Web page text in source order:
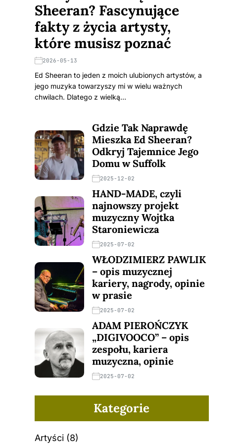
Sheeran? Fascynujące
fakty z życia artysty,
które musisz poznać
2026-05-13
Ed Sheeran to jeden z moich ulubionych artystów, a
jego muzyka towarzyszy mi w wielu ważnych
chwilach. Dlatego z wielką…
Gdzie Tak Naprawdę
Mieszka Ed Sheeran?
Odkryj Tajemnice Jego
Domu w Suffolk
2025-12-02
HAND-MADE, czyli
najnowszy projekt
muzyczny Wojtka
Staroniewicza
2025-07-02
WŁODZIMIERZ PAWLIK
– opis muzycznej
kariery, nagrody, opinie
w prasie
2025-07-02
ADAM PIEROŃCZYK
„DIGIVOOCO” – opis
zespołu, kariera
muzyczna, opinie
2025-07-02
Kategorie
Artyści(8)